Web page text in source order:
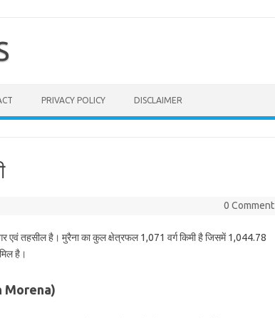
PRIVACY POLICY DISCLAIMER
0 Comment
एवं तहसील है। मुरैना का कुल क्षेत्रफल 1,071 वर्ग किमी है जिसमें 1,044.78
है।
Morena)